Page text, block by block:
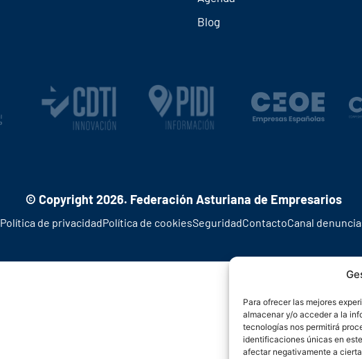
Para ofrecer las mejores
almacenar y/o acceder a la
tecnologías nos permitirá
identificaciones únicas en
afectar negativamente a
Blog
© Copyright 2026. Federación Asturiana de Empresarios
Política de privacidadPolítica de cookiesSeguridadContactoCanal